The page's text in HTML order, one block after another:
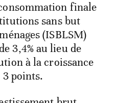
finale
sans but
(ISBLSM)
3,4% au lieu de
à la croissance
3 points.